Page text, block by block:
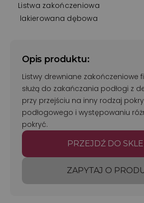
Listwa zakończeniowa
lakierowana dębowa
Opis produktu:
Listwy drewniane zakończeniowe
służą do zakańczania podłogi z
przy przejściu na inny rodzaj
podłogowego i występowaniu
pokryć.
PRZEJDŹ DO
ZAPYTAJ O